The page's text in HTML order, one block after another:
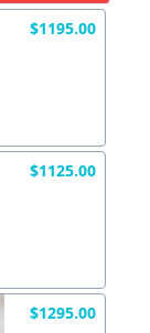
$1195.00
$1125.00
$1295.00